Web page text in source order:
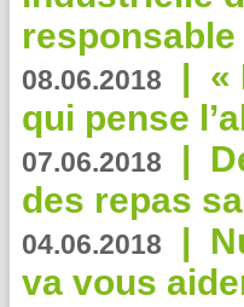
responsable
08.06.2018 | «
qui pense
07.06.2018 |
des repas
04.06.2018 |
va vous